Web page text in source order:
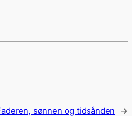
sønnen og tidsånden →